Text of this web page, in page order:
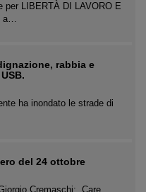
per LIBERTÀ DI LAVORO E
a…
rabbia e
ha inondato le strade di
del 24 ottobre
Cremaschi: Care